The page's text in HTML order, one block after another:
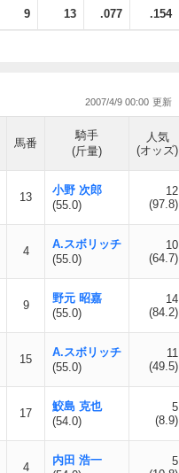
9 13 .077 .154
2007/4/9 00:00
馬番
騎手
(斤量)
人気
(オッズ)
13
小野 次郎
(55.0)
12
(97.8)
4
A.スボリッチ
(55.0)
10
(64.7)
9
野元 昭嘉
(55.0)
14
(84.2)
15
A.スボリッチ
(55.0)
11
(49.5)
17
鮫島 克也
(54.0)
5
(8.9)
4
内田 浩一
5